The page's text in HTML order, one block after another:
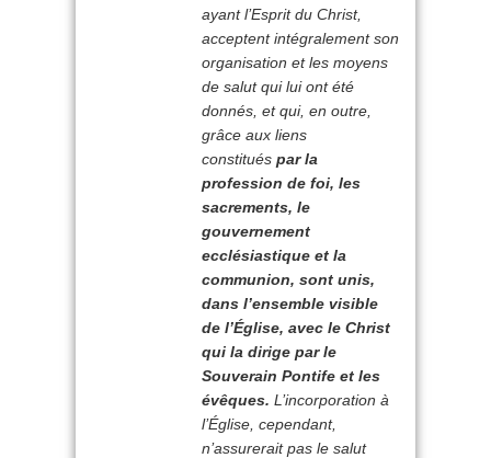
ayant l’Esprit du Christ,
acceptent intégralement son
organisation et les moyens
de salut qui lui ont été
donnés, et qui, en outre,
grâce aux liens
constitués par la
profession de foi, les
sacrements, le
gouvernement
ecclésiastique et la
communion, sont unis,
dans l’ensemble visible
de l’Église, avec le Christ
qui la dirige par le
Souverain Pontife et les
évêques. L’incorporation à
l’Église, cependant,
n’assurerait pas le salut